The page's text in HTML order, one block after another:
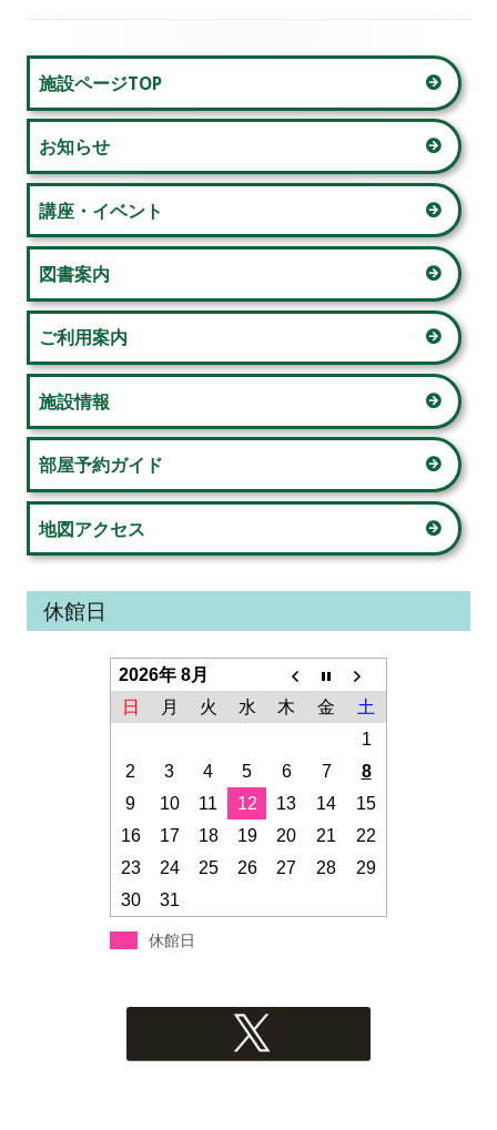
ー
シ
ョ
ン
メ
イ
ン
サ
イ
ド
バ
ー
施設ページTOP
お知らせ
講座・イベント
図書案内
ご利用案内
施設情報
部屋予約ガイド
地図アクセス
休館日
2026年 8月
日
月 火 水 木 金
土
1
2
3 4 5 6 7
8
9
10 11 12 13 14
15
16
17 18 19 20 21
22
23
24 25 26 27 28
29
30
31
休館日